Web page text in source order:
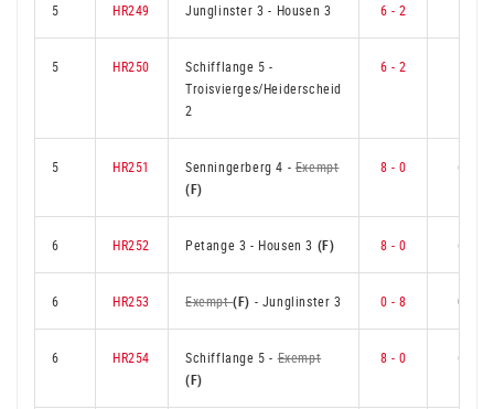
5 HR249 Junglinster 3- Housen 3 6 - 2
5 HR250 Schifflange 5-
Troisvierges/Heiderscheid
2
6 - 2
5 HR251 Senningerberg 4 -Exempt
(F)
8 - 0 6
6 HR252 Petange 3 - Housen 3 (F) 8 - 0 6
6 HR253 Exempt(F) - Junglinster 3 0 - 8 0
6 HR254 Schifflange 5-Exempt
(F)
8 - 0 6